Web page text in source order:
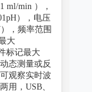
ml/min ），
），电压
，频率范围
大
标记最大
态测量或反
观察实时波
用，USB、